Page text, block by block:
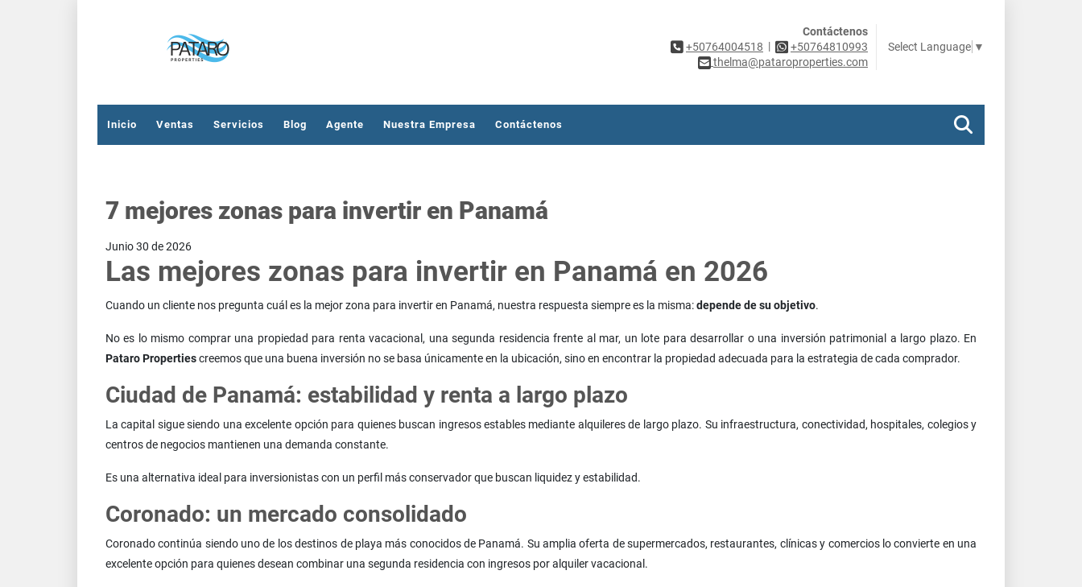
Contáctenos
+50764004518 |
+50764810993
thelma@pataroproperties.com
Select Language ▼
Inicio Ventas Servicios Blog Agente Nuestra Empresa Contáctenos
7 mejores zonas para invertir en Panamá
Junio 30 de 2026
Las mejores zonas para invertir en Panamá en 2026
Cuando un cliente nos pregunta cuál es la mejor zona para invertir en Panamá, nuestra respuesta siempre es la misma:depende de su objetivo.
No es lo mismo comprar una propiedad para renta vacacional, una segunda residencia frente al mar, un lote para desarrollar o una inversión patrimonial a largo plazo. En
Pataro Propertiescreemos que una buena inversión no se basa únicamente en la ubicación, sino en encontrar la propiedad adecuada para la estrategia de cada comprador.
Ciudad de Panamá: estabilidad y renta a largo plazo
La capital sigue siendo una excelente opción para quienes buscan ingresos estables mediante alquileres de largo plazo. Su infraestructura, conectividad, hospitales, colegios y
centros de negocios mantienen una demanda constante.
Es una alternativa ideal para inversionistas con un perfil más conservador que buscan liquidez y estabilidad.
Coronado: un mercado consolidado
Coronado continúa siendo uno de los destinos de playa más conocidos de Panamá. Su amplia oferta de supermercados, restaurantes, clínicas y comercios lo convierte en una
excelente opción para quienes desean combinar una segunda residencia con ingresos por alquiler vacacional.